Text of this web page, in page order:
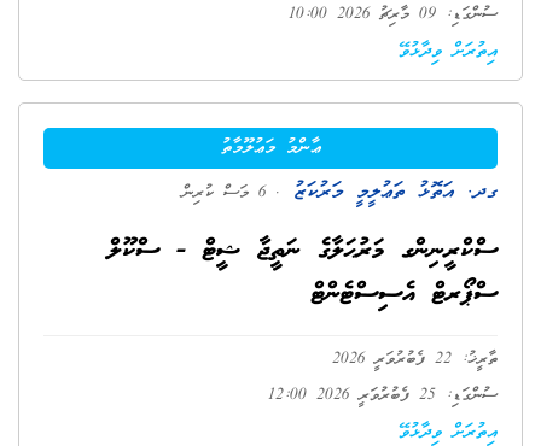
ސުންގަޑި: 09 މާރިޗު 2026 10:00
އިތުރަށް ވިދާޅުވޭ
ޢާންމު މަޢުލޫމާތު
ގދ. އަތޮޅު ތަޢުލީމީ މަރުކަޒު . 6 މަސް ކުރިން
ސްކްރީނިންގ މަރުޙަލާގެ ނަތީޖާ ޝީޓް - ސްކޫލް
ސްޕޯރޓް އެސިސްޓެންޓް
ތާރީޚު: 22 ފެބުރުވަރީ 2026
ސުންގަޑި: 25 ފެބުރުވަރީ 2026 12:00
އިތުރަށް ވިދާޅުވޭ